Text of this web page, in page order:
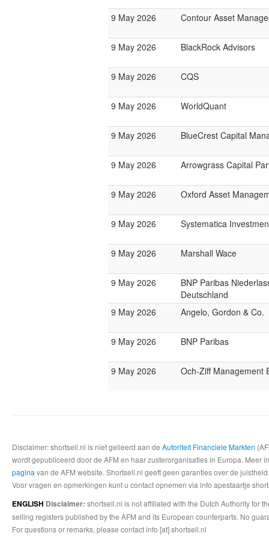
9 May 2026 Contour Asset
9 May 2026 BlackRock Advisors
9 May 2026 CQS
9 May 2026 WorldQuant
9 May 2026 BlueCrest Capital
9 May 2026 Arrowgrass Capital
9 May 2026 Oxford Asset
9 May 2026 Systematica
9 May 2026 Marshall Wace
9 May 2026
BNP Paribas
Deutschland
9 May 2026
Angelo, Gordon & Co.
9 May 2026 BNP Paribas
9 May 2026 Och-Ziff Management
Disclaimer: shortsell.nl is niet gelieerd aan de Autoriteit Financiele Markten
wordt gepubliceerd door de AFM en haar zusterorganisaties in Europa.
pagina van de AFM website. Shortsell.nl geeft geen garanties over de
Voor vragen en opmerkingen kunt u contact opnemen via info apestaartje
ENGLISH Disclaimer: shortsell.nl is not affiliated with the Dutch Authority for
selling registers published by the AFM and its European counterparts. No
For questions or remarks, please contact info [at] shortsell.nl